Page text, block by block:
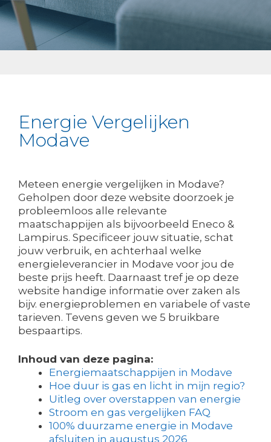
Energie Vergelijken
Modave
Meteen energie vergelijken in Modave?
Geholpen door deze website doorzoek je
probleemloos alle relevante
maatschappijen als bijvoorbeeld Eneco &
Lampirus. Specificeer jouw situatie, schat
jouw verbruik, en achterhaal welke
energieleverancier in Modave voor jou de
beste prijs heeft. Daarnaast tref je op deze
website handige informatie over zaken als
bijv. energieproblemen en variabele of vaste
tarieven. Tevens geven we 5 bruikbare
bespaartips.
Inhoud van deze pagina:
Energiemaatschappijen in Modave
Hoe duur is gas en licht in mijn regio?
Uitleg over overstappen van energie
Stroom en gas vergelijken FAQ
100% duurzame energie in Modave
afsluiten in augustus 2026